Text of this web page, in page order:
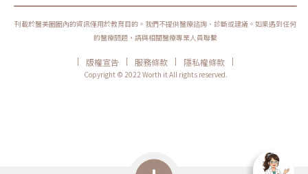
刊載於醫美圈圈內的資訊僅用於教育目的。我們不提供醫療諮詢、診斷或建議。如果遇到任何
的醫療問題，請與相關醫療專業人員聯繫
| 版權宣告 | 服務條款 | 隱私權條款
|
Copyright © 2022 Worth it All rights reserved.